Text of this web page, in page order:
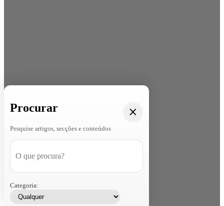
Procurar
Pesquise artigos, secções e conteúdos
Categoria: